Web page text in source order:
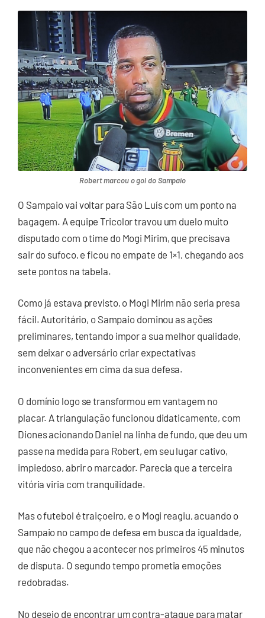
Robert marcou o gol do Sampaio
O Sampaio vai voltar para São Luís com um ponto na
bagagem. A equipe Tricolor travou um duelo muito
disputado com o time do Mogi Mirim, que precisava
sair do sufoco, e ficou no empate de 1×1, chegando aos
sete pontos na tabela.
Como já estava previsto, o Mogi Mirim não seria presa
fácil. Autoritário, o Sampaio dominou as ações
preliminares, tentando impor a sua melhor qualidade,
sem deixar o adversário criar expectativas
inconvenientes em cima da sua defesa.
O domínio logo se transformou em vantagem no
placar. A triangulação funcionou didaticamente, com
Diones acionando Daniel na linha de fundo, que deu um
passe na medida para Robert, em seu lugar cativo,
impiedoso, abrir o marcador. Parecia que a terceira
vitória viria com tranquilidade.
Mas o futebol é traiçoeiro, e o Mogi reagiu, acuando o
Sampaio no campo de defesa em busca da igualdade,
que não chegou a acontecer nos primeiros 45 minutos
de disputa. O segundo tempo prometia emoções
redobradas.
No desejo de encontrar um contra-ataque para matar